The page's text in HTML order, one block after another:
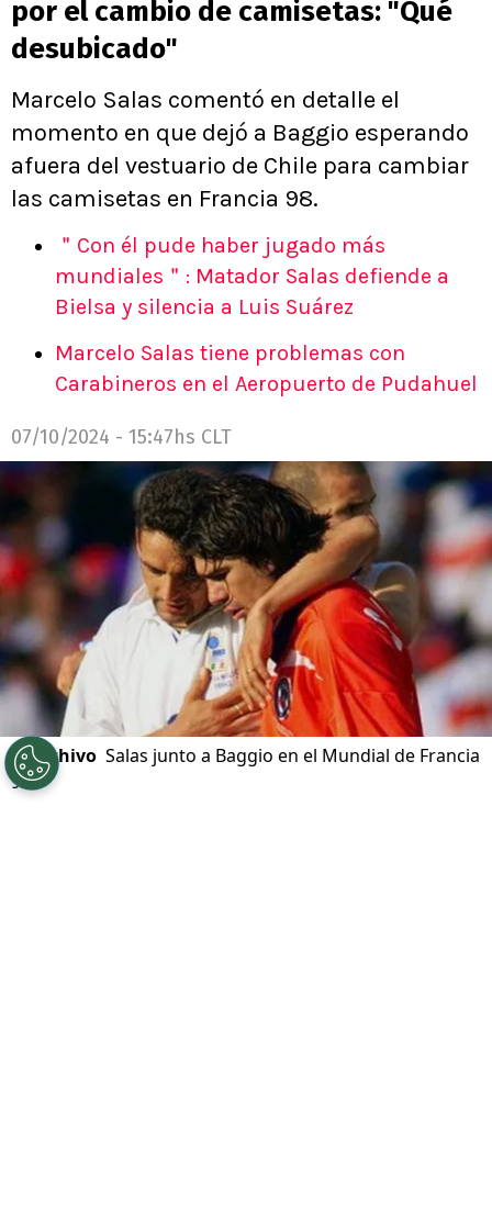
por el cambio de camisetas: "Qué
desubicado"
Marcelo Salas comentó en detalle el
momento en que dejó a Baggio esperando
afuera del vestuario de Chile para cambiar
las camisetas en Francia 98.
＂Con él pude haber jugado más
mundiales＂: Matador Salas defiende a
Bielsa y silencia a Luis Suárez
Marcelo Salas tiene problemas con
Carabineros en el Aeropuerto de Pudahuel
07/10/2024 - 15:47hs CLT
©Archivo Salas junto a Baggio en el Mundial de Francia
98